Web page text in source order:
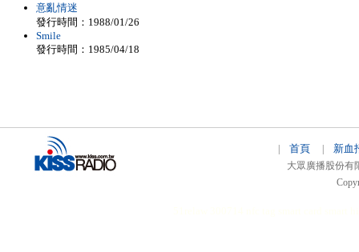
意亂情迷
發行時間：1988/01/26
Smile
發行時間：1985/04/18
首頁 新血
大眾廣播股份有